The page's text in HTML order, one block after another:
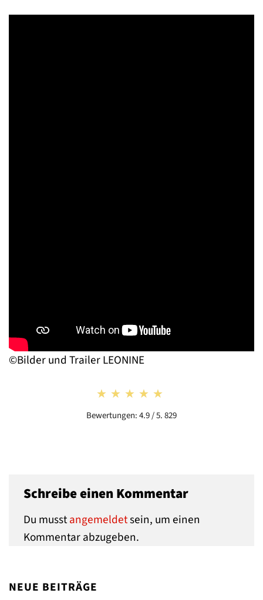
©Bilder und Trailer LEONINE
★★★★★
★★★★★
Bewertungen: 4.9 / 5. 829
Schreibe einen Kommentar
Du musstangemeldetsein, um einen
Kommentar abzugeben.
NEUE BEITRÄGE